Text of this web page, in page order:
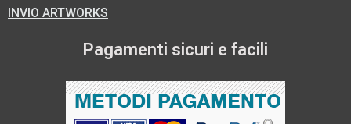
INVIO ARTWORKS
Pagamenti sicuri e facili